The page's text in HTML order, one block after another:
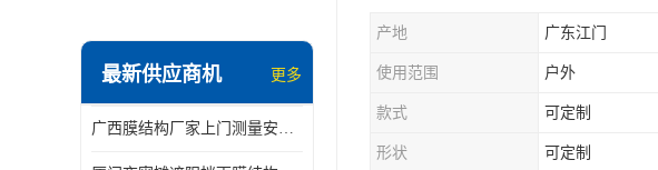
电动推拉雨棚
膜结构停景观棚
最新供应商机 更多
广西膜结构厂家上门测量安装发货，厂家发货没有差价
产地 广东江门
使用范围 户外
款式 可定制
形状 可定制